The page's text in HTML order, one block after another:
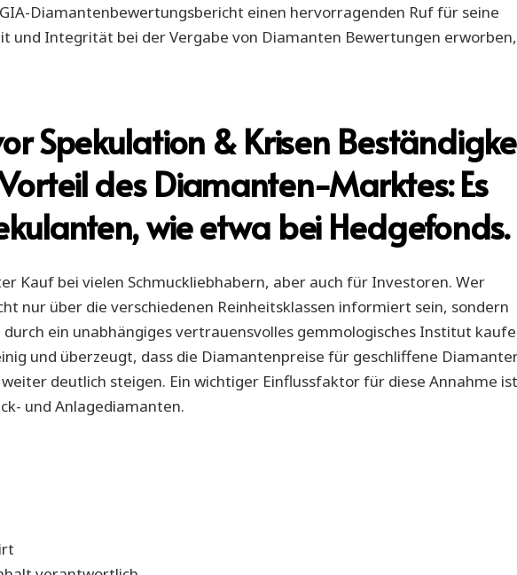
Diamantenbewertungsbericht einen hervorragenden Ruf für seine
und Integrität bei der Vergabe von Diamanten Bewertungen erworben,
Spekulation & Krisen
des Diamanten-Marktes: Es
wie etwa bei Hedgefonds.
Kauf bei vielen Schmuckliebhabern, aber auch für Investoren. Wer
nur über die verschiedenen Reinheitsklassen informiert sein, sondern
ein unabhängiges vertrauensvolles gemmologisches Institut
und überzeugt, dass die Diamantenpreise für geschliffene
deutlich steigen. Ein wichtiger Einflussfaktor für diese Annahme ist
und Anlagediamanten.